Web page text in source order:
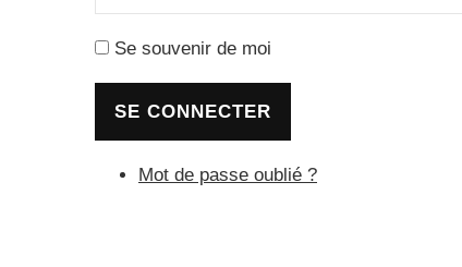
Se souvenir de moi
SE CONNECTER
Mot de passe oublié ?